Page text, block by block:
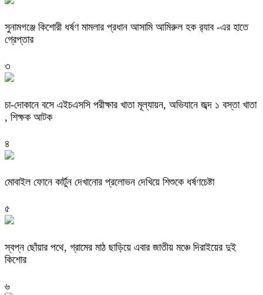
‎সুনামগঞ্জে কিশোরী ধর্ষণ মামলার প্রধান আসামি আমিরুল হক র‌্যাব -এর হাতে
গ্রেপ্তার
৩
চা-দোকানে বসে এইচএসসি পরীক্ষার খাতা মূল্যায়ন, অভিযানে জব্দ ১ বস্তা খাতা
, শিক্ষক আটক
৪
মোবাইল ফোনে কার্টুন দেখানোর প্রলোভন দেখিয়ে শিশুকে ধর্ষণচেষ্টা
৫
স্বপ্ন ছোঁয়ার পথে, গ্রামের মাঠ ছাড়িয়ে এবার জাতীয় মঞ্চে দিরাইয়ের দুই
কিশোর
৬